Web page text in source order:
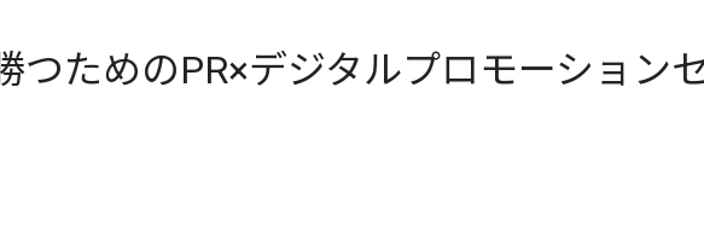
つためのPR×デジタルプロモーション